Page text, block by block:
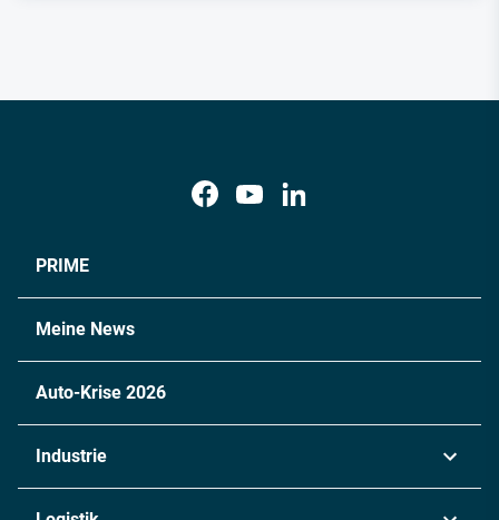
PRIME
Meine News
Auto-Krise 2026
Industrie